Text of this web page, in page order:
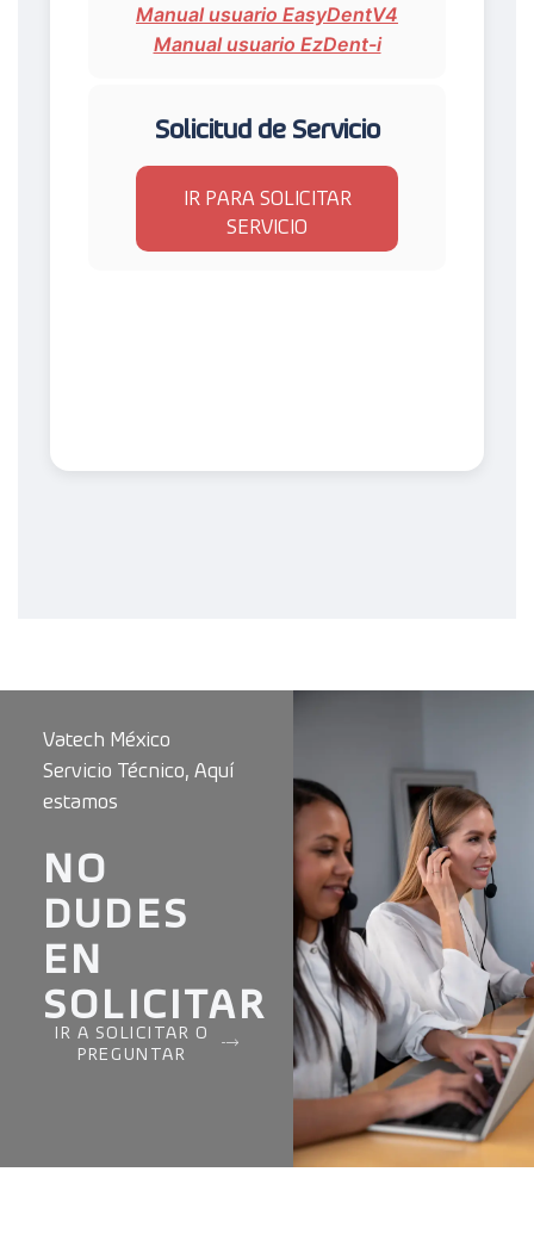
Manual usuario EasyDentV4
Manual usuario EzDent-i
Solicitud de Servicio
IR PARA SOLICITAR
SERVICIO
Vatech México
Servicio Técnico, Aquí
estamos
NO
DUDES
EN
SOLICITAR
IR A SOLICITAR O
PREGUNTAR